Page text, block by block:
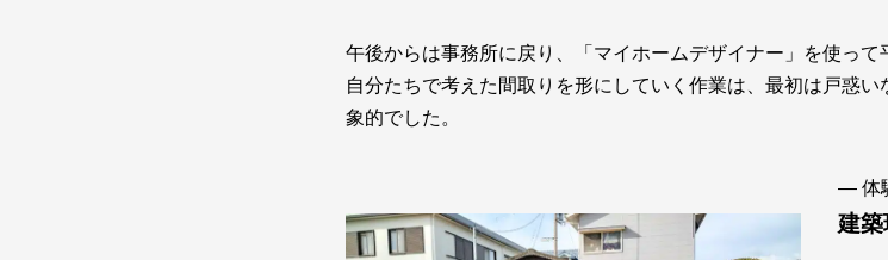
午後からは事務所に戻り、「マイホームデザイナー」を使って
自分たちで考えた間取りを形にしていく作業は、最初は戸惑
象的でした。
― 体
建